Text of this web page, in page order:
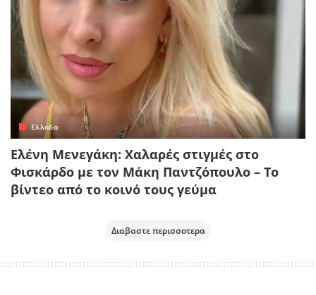
Ελλάδα
Ελένη Μενεγάκη: Χαλαρές στιγμές στο
Φισκάρδο με τον Μάκη Παντζόπουλο – Το
βίντεο από το κοινό τους γεύμα
Διαβαστε περισσοτερα